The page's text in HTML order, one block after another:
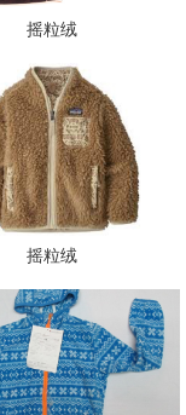
摇粒绒
摇粒绒